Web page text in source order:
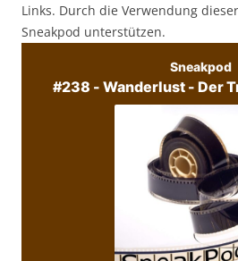
Links. Durch die Verwendung
Sneakpod unterstützen.